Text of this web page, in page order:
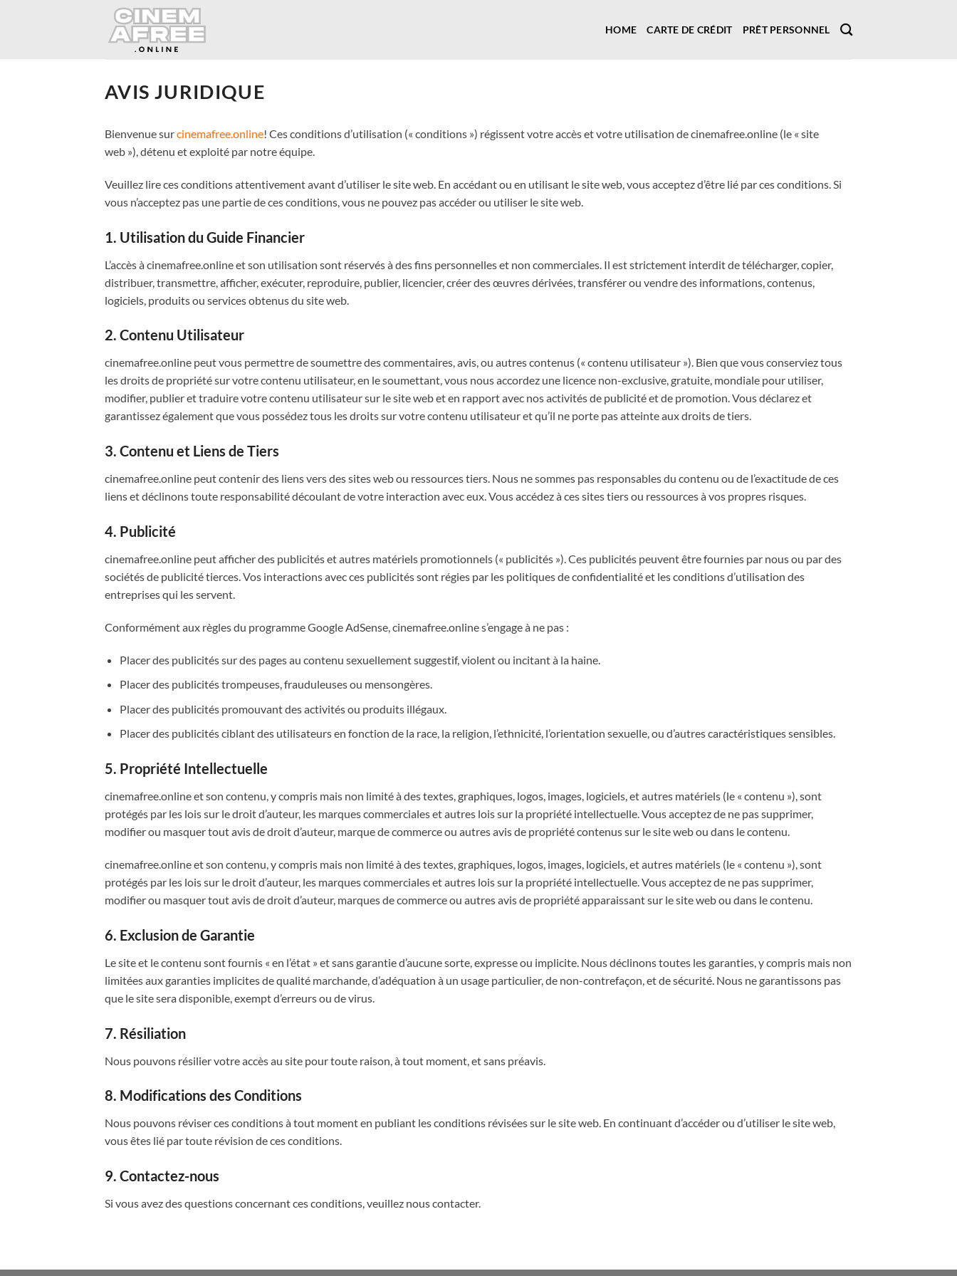
HOME CARTE DE CRÉDIT PRÊT PERSONNEL
AVIS JURIDIQUE
Bienvenue surcinemafree.online! Ces conditions d’utilisation (« conditions ») régissent votre accès et votre utilisation de cinemafree.online (le « site
web »), détenu et exploité par notre équipe.
Veuillez lire ces conditions attentivement avant d’utiliser le site web. En accédant ou en utilisant le site web, vous acceptez d’être lié par ces conditions. Si
vous n’acceptez pas une partie de ces conditions, vous ne pouvez pas accéder ou utiliser le site web.
1. Utilisation du Guide Financier
L’accès à cinemafree.online et son utilisation sont réservés à des fins personnelles et non commerciales. Il est strictement interdit de télécharger, copier,
distribuer, transmettre, afficher, exécuter, reproduire, publier, licencier, créer des œuvres dérivées, transférer ou vendre des informations, contenus,
logiciels, produits ou services obtenus du site web.
2. Contenu Utilisateur
cinemafree.online peut vous permettre de soumettre des commentaires, avis, ou autres contenus (« contenu utilisateur »). Bien que vous conserviez tous
les droits de propriété sur votre contenu utilisateur, en le soumettant, vous nous accordez une licence non-exclusive, gratuite, mondiale pour utiliser,
modifier, publier et traduire votre contenu utilisateur sur le site web et en rapport avec nos activités de publicité et de promotion. Vous déclarez et
garantissez également que vous possédez tous les droits sur votre contenu utilisateur et qu’il ne porte pas atteinte aux droits de tiers.
3. Contenu et Liens de Tiers
cinemafree.online peut contenir des liens vers des sites web ou ressources tiers. Nous ne sommes pas responsables du contenu ou de l’exactitude de ces
liens et déclinons toute responsabilité découlant de votre interaction avec eux. Vous accédez à ces sites tiers ou ressources à vos propres risques.
4. Publicité
cinemafree.online peut afficher des publicités et autres matériels promotionnels (« publicités »). Ces publicités peuvent être fournies par nous ou par des
sociétés de publicité tierces. Vos interactions avec ces publicités sont régies par les politiques de confidentialité et les conditions d’utilisation des
entreprises qui les servent.
Conformément aux règles du programme Google AdSense, cinemafree.online s’engage à ne pas :
Placer des publicités sur des pages au contenu sexuellement suggestif, violent ou incitant à la haine.
Placer des publicités trompeuses, frauduleuses ou mensongères.
Placer des publicités promouvant des activités ou produits illégaux.
Placer des publicités ciblant des utilisateurs en fonction de la race, la religion, l’ethnicité, l’orientation sexuelle, ou d’autres caractéristiques sensibles.
5. Propriété Intellectuelle
cinemafree.online et son contenu, y compris mais non limité à des textes, graphiques, logos, images, logiciels, et autres matériels (le « contenu »), sont
protégés par les lois sur le droit d’auteur, les marques commerciales et autres lois sur la propriété intellectuelle. Vous acceptez de ne pas supprimer,
modifier ou masquer tout avis de droit d’auteur, marque de commerce ou autres avis de propriété contenus sur le site web ou dans le contenu.
cinemafree.online et son contenu, y compris mais non limité à des textes, graphiques, logos, images, logiciels, et autres matériels (le « contenu »), sont
protégés par les lois sur le droit d’auteur, les marques commerciales et autres lois sur la propriété intellectuelle. Vous acceptez de ne pas supprimer,
modifier ou masquer tout avis de droit d’auteur, marques de commerce ou autres avis de propriété apparaissant sur le site web ou dans le contenu.
6. Exclusion de Garantie
Le site et le contenu sont fournis « en l’état » et sans garantie d’aucune sorte, expresse ou implicite. Nous déclinons toutes les garanties, y compris mais non
limitées aux garanties implicites de qualité marchande, d’adéquation à un usage particulier, de non-contrefaçon, et de sécurité. Nous ne garantissons pas
que le site sera disponible, exempt d’erreurs ou de virus.
7. Résiliation
Nous pouvons résilier votre accès au site pour toute raison, à tout moment, et sans préavis.
8. Modifications des Conditions
Nous pouvons réviser ces conditions à tout moment en publiant les conditions révisées sur le site web. En continuant d’accéder ou d’utiliser le site web,
vous êtes lié par toute révision de ces conditions.
9. Contactez-nous
Si vous avez des questions concernant ces conditions, veuillez nous contacter.